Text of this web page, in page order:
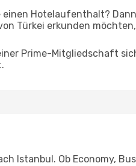
einen Hotelaufenthalt?
Türkei erkunden
Prime-Mitgliedschaft
Istanbul. Ob Economy,